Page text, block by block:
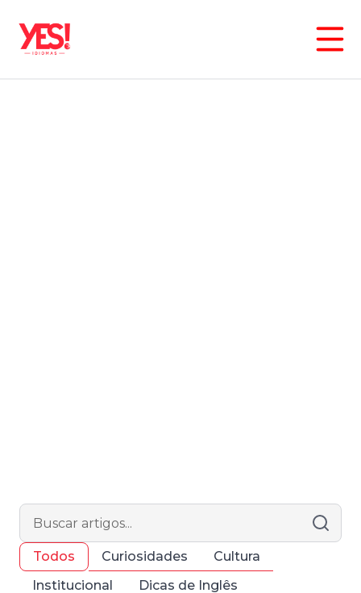
Buscar no blog
Todos Curiosidades
Cultura
Institucional
Dicas de Inglês